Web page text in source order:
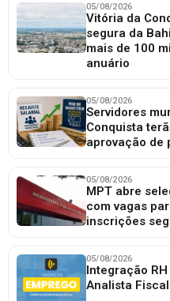
05/08/2026
Vitória da
segura da
mais de 100
anuário
05/08/2026
Servidores
Conquista
aprovação de
05/08/2026
MPT abre
com vagas
inscrições
05/08/2026
Integração
Analista